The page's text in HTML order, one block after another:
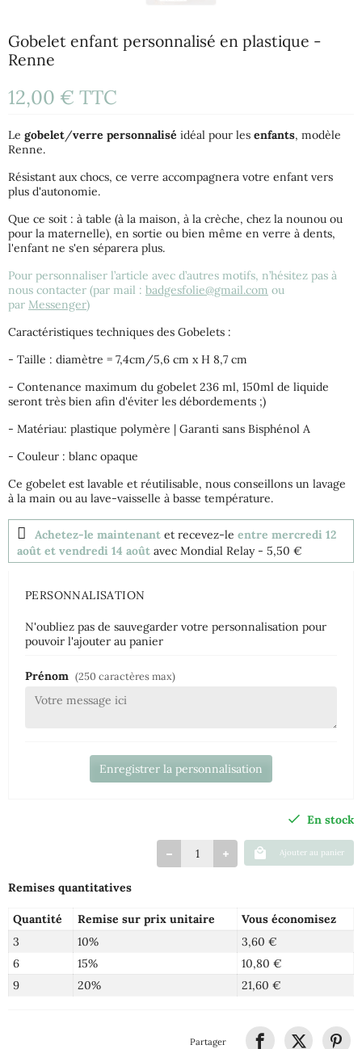
Gobelet enfant personnalisé en plastique -
Renne
12,00 € TTC
Le gobelet/verre personnalisé idéal pour les enfants, modèle
Renne.
Résistant aux chocs, ce verre accompagnera votre enfant vers
plus d'autonomie.
Que ce soit : à table (à la maison, à la crèche, chez la nounou ou
pour la maternelle), en sortie ou bien même en verre à dents,
l'enfant ne s'en séparera plus.
Pour personnaliser l’article avec d’autres motifs, n’hésitez pas à
nous contacter (par mail : badgesfolie@gmail.com ou
par Messenger)
Caractéristiques techniques des Gobelets :
- Taille : diamètre = 7,4cm/5,6 cm x H 8,7 cm
- Contenance maximum du gobelet 236 ml, 150ml de liquide
seront très bien afin d'éviter les débordements ;)
- Matériau: plastique polymère | Garanti sans Bisphénol A
- Couleur : blanc opaque
Ce gobelet est lavable et réutilisable, nous conseillons un lavage
à la main ou au lave-vaisselle à basse température.
Achetez-le maintenant et recevez-le entre mercredi 12
août et vendredi 14 août avec Mondial Relay - 5,50 €
PERSONNALISATION
N'oubliez pas de sauvegarder votre personnalisation pour
pouvoir l'ajouter au panier
Prénom (250 caractères max)
Enregistrer la personnalisation
En stock
Ajouter au panier
Remises quantitatives
Quantité Remise sur prix unitaire
Vous économisez
3
10%
3,60 €
6
15%
10,80 €
9
20% 21,60 €
Partager